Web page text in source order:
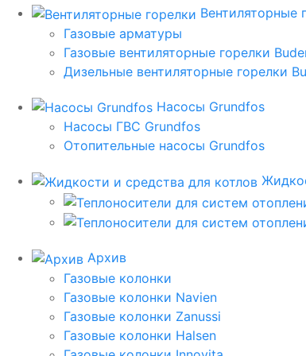
Вентиляторные
Газовые арматуры
Газовые вентиляторные горелки
Дизельные вентиляторные горелки
Насосы Grundfos
Насосы ГВС Grundfos
Отопительные насосы Grundfos
Архив
Газовые колонки
Газовые колонки Navien
Газовые колонки Zanussi
Газовые колонки Halsen